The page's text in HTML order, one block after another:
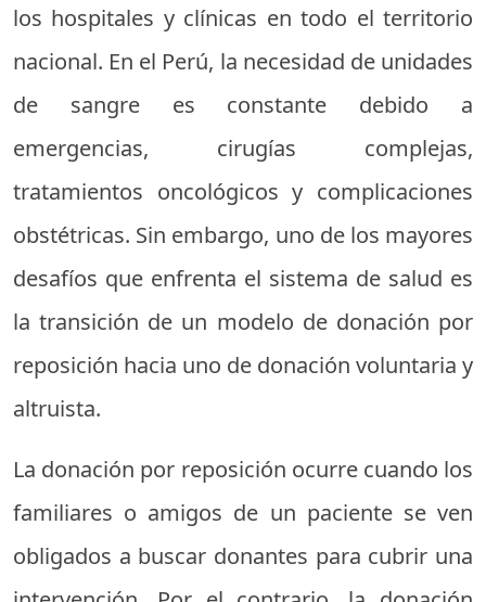
los hospitales y clínicas en todo el territorio
nacional. En el Perú, la necesidad de unidades
de sangre es constante debido a
emergencias, cirugías complejas,
tratamientos oncológicos y complicaciones
obstétricas. Sin embargo, uno de los mayores
desafíos que enfrenta el sistema de salud es
la transición de un modelo de donación por
reposición hacia uno de donación voluntaria y
altruista.
La donación por reposición ocurre cuando los
familiares o amigos de un paciente se ven
obligados a buscar donantes para cubrir una